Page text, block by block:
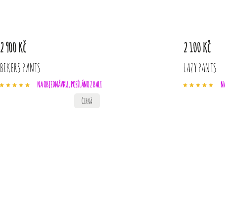
BIKERS PANTS
NA OBJEDNÁVKU, POSÍLÁNO Z BALI
2 900 Kč
ČERNÁ
LAZY PANTS
2 100 Kč